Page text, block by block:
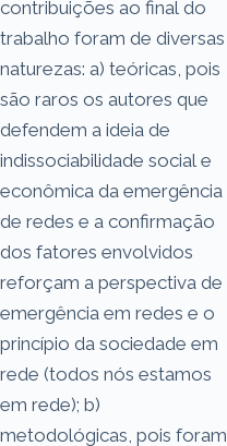
contribuições ao final do
trabalho foram de diversas
naturezas: a) teóricas, pois
são raros os autores que
defendem a ideia de
indissociabilidade social e
econômica da emergência
de redes e a confirmação
dos fatores envolvidos
reforçam a perspectiva de
emergência em redes e o
princípio da sociedade em
rede (todos nós estamos
em rede); b)
metodológicas, pois foram